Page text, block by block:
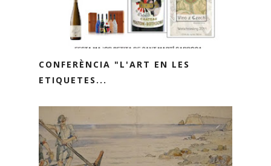
CONFERÈNCIA "L'ART EN LES
ETIQUETES...